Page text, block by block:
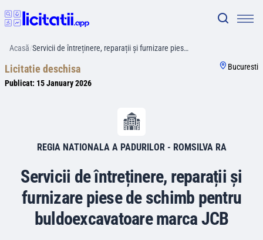
Acasă/Servicii de întreținere, reparații și furnizare pies…
Licitatie deschisa
Publicat: 15 January 2026
Bucuresti
REGIA NATIONALA A PADURILOR - ROMSILVA RA
Servicii de întreținere, reparații și
furnizare piese de schimb pentru
buldoexcavatoare marca JCB